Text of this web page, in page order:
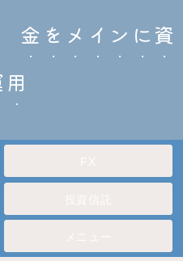
をメインに資